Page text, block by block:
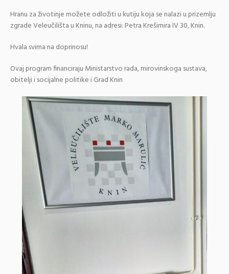
Hranu za životinje možete odložiti u kutiju koja se nalazi u prizemlju
zgrade Veleučilišta u Kninu, na adresi: Petra Krešimira IV 30, Knin.
Hvala svima na doprinosu!
Ovaj program financiraju Ministarstvo rada, mirovinskoga sustava,
obitelji i socijalne politike i Grad Knin